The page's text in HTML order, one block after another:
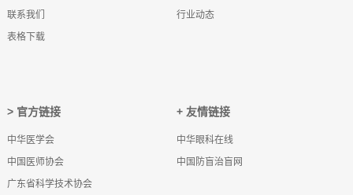
联系我们
表格下载
行业动态
> 官方链接
中华医学会
中国医师协会
广东省科学技术协会
+ 友情链接
中华眼科在线
中国防盲治盲网